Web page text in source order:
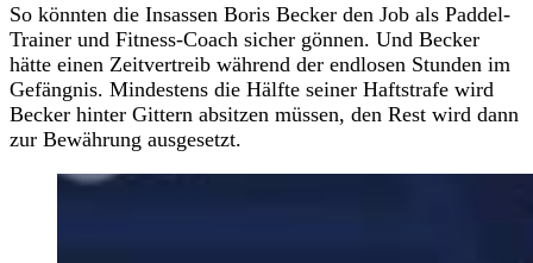
So könnten die Insassen Boris Becker den Job als Paddel-
Trainer und Fitness-Coach sicher gönnen. Und Becker
hätte einen Zeitvertreib während der endlosen Stunden im
Gefängnis. Mindestens die Hälfte seiner Haftstrafe wird
Becker hinter Gittern absitzen müssen, den Rest wird dann
zur Bewährung ausgesetzt.